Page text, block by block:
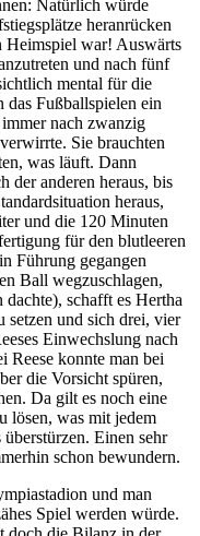
Natürlich würde
heranrücken
Heimspiel war! Auswärts
und nach fünf
mental für die
das Fußballspielen ein
nach zwanzig
Sie brauchten
was läuft. Dann
der anderen heraus, bis
heraus,
und die 120 Minuten
für den blutleeren
Führung gegangen
Ball wegzuschlagen,
schafft es Hertha
setzen und sich drei, vier
Einwechslung nach
Reese konnte man bei
die Vorsicht spüren,
Da gilt es noch eine
lösen, was mit jedem
Einen sehr
schon bewundern.
und man
Spiel werden würde.